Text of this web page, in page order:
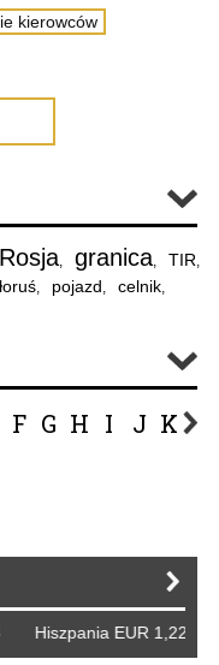
kierowców
Rosja, granica, TIR,
, pojazd, celnik,
F G H I J K L
EUR